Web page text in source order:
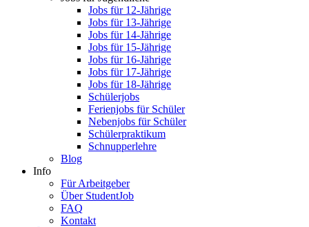
Jobs für 12-Jährige
Jobs für 13-Jährige
Jobs für 14-Jährige
Jobs für 15-Jährige
Jobs für 16-Jährige
Jobs für 17-Jährige
Jobs für 18-Jährige
Schülerjobs
Ferienjobs für Schüler
Nebenjobs für Schüler
Schülerpraktikum
Schnupperlehre
Blog
Info
Für Arbeitgeber
Über StudentJob
FAQ
Kontakt